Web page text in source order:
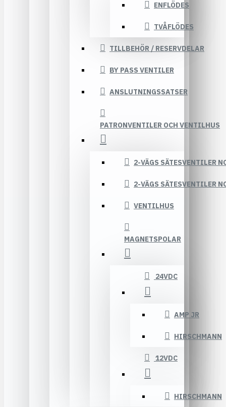
ENFLÖDES
TVÅFLÖDES
TILLBEHÖR / RESERVDELAR
BY PASS VENTILER
ANSLUTNINGSSATSER
PATRONVENTILER OCH VENTILHUS
2-VÄGS SÄTESVENTILER
2-VÄGS SÄTESVENTILER
VENTILHUS
MAGNETSPOLAR
24VDC
AMP JR
HIRSCHMANN
12VDC
HIRSCHMANN